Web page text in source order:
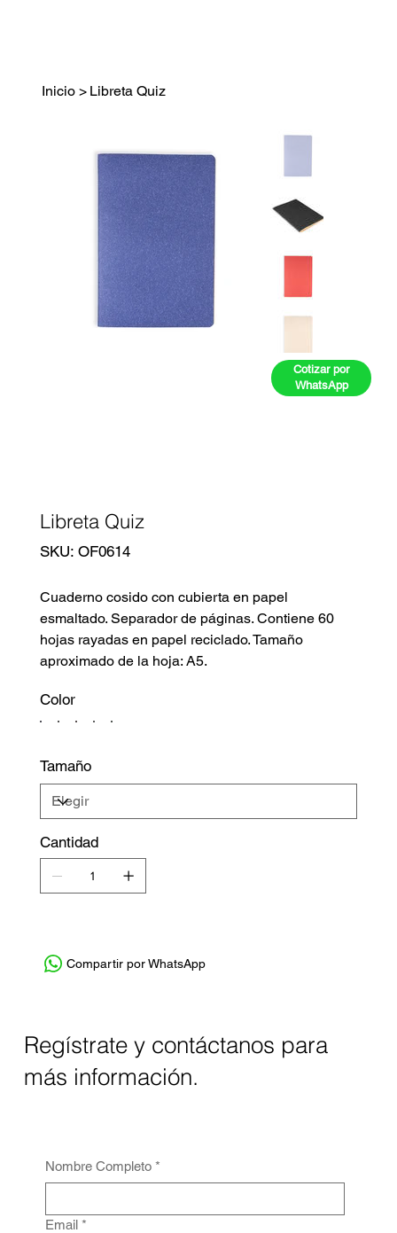
Inicio > Libreta Quiz
Libreta Quiz
SKU: SKU
OF0614
OF0614
Cuaderno cosido con cubierta en papel
esmaltado. Separador de páginas. Contiene 60
hojas rayadas en papel reciclado. Tamaño
aproximado de la hoja: A5.
Color
Tamaño
Cantidad
Compartir por WhatsApp
Regístrate y contáctanos para
más información.
Nombre Completo *
Email *
Cotizar por
WhatsApp